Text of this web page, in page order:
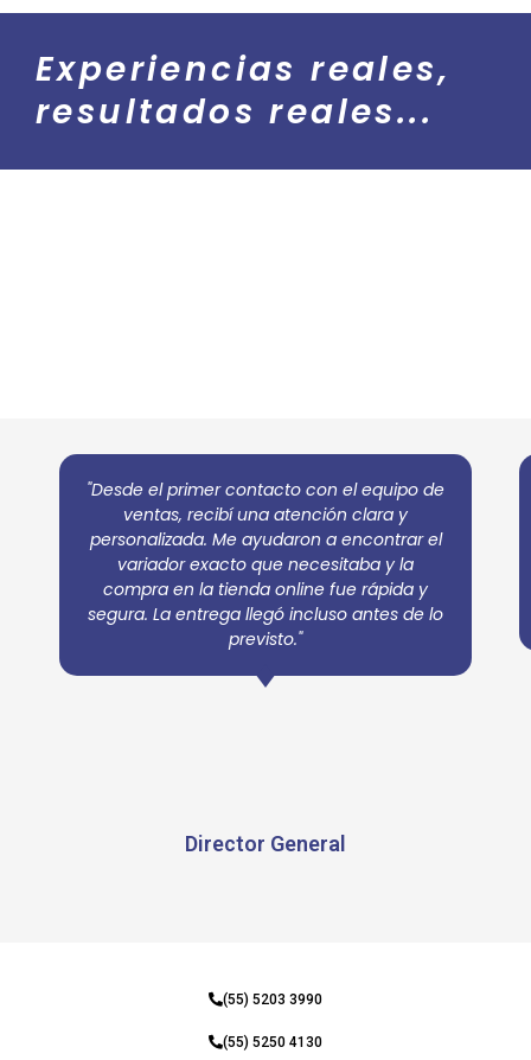
Experiencias reales,
resultados reales...
"Desde el primer contacto con el equipo de
ventas, recibí una atención clara y
personalizada. Me ayudaron a encontrar el
variador exacto que necesitaba y la
compra en la tienda online fue rápida y
segura. La entrega llegó incluso antes de lo
previsto."
Director General
(55) 5203 3990
(55) 5250 4130